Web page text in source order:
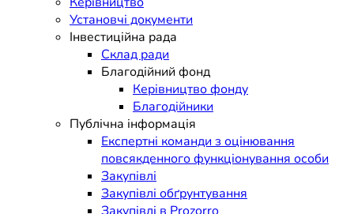
Святого Мартина"
Установчі документи
Інвестиційна рада
Склад ради
Благодійний фонд
Керівництво фонду
Благодійники
Публічна інформація
Експертні команди з оцінювання
повсякденного функціонування особи
Закупівлі
Закупівлі обґрунтування